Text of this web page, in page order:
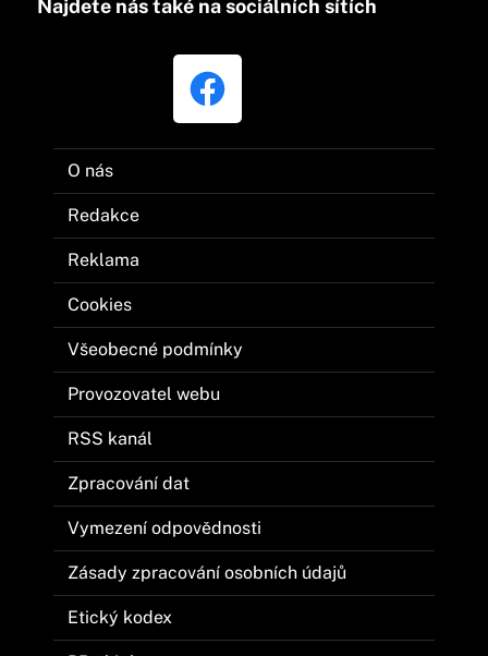
Najdete nás také na sociálních sítích
O nás
Redakce
Reklama
Cookies
Všeobecné podmínky
Provozovatel webu
RSS kanál
Zpracování dat
Vymezení odpovědnosti
Zásady zpracování osobních údajů
Etický kodex